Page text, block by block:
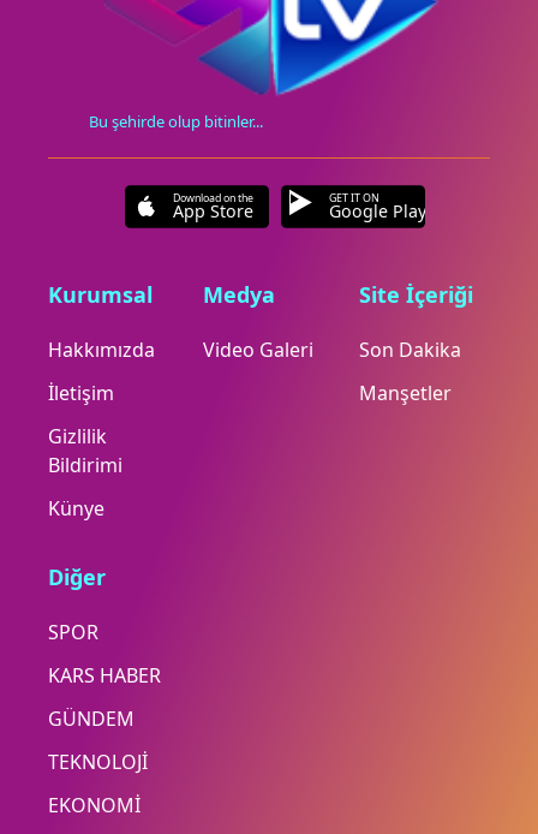
Bu şehirde olup bitinler...
Download on the
App Store
GET IT ON
Google Play
Kurumsal
Hakkımızda
İletişim
Gizlilik
Bildirimi
Künye
Medya
Video Galeri
Site İçeriği
Son Dakika
Manşetler
Diğer
SPOR
KARS HABER
GÜNDEM
TEKNOLOJİ
EKONOMİ